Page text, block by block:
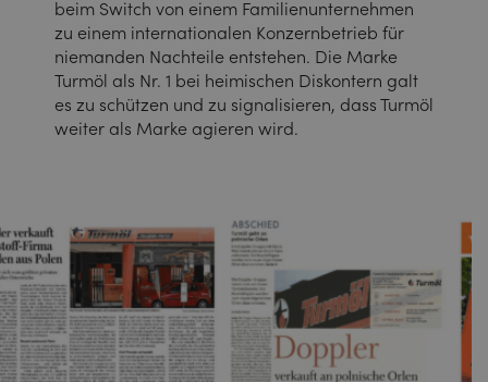
beim Switch von einem Familienunternehmen
zu einem internationalen Konzernbetrieb für
niemanden Nachteile entstehen. Die Marke
Turmöl als Nr. 1 bei heimischen Diskontern galt
es zu schützen und zu signalisieren, dass Turmöl
weiter als Marke agieren wird.